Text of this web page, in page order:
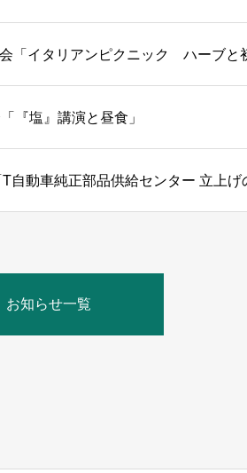
「イタリアンピクニック ハーブと
『塩』講演と昼食」
自動車純正部品供給センター 立上げ
お知らせ一覧